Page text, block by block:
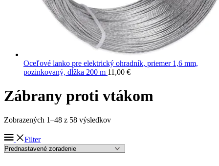
Oceľové lanko pre elektrický ohradník, priemer 1,6 mm,
pozinkovaný, dĺžka 200 m 11,00 €
Zábrany proti vtákom
Zobrazených 1–48 z 58 výsledkov
Filter